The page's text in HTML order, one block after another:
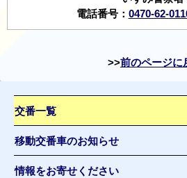
電話番号： 0470-62-
前のページに
交番一覧
移動交番車のお知らせ
情報をお寄せください